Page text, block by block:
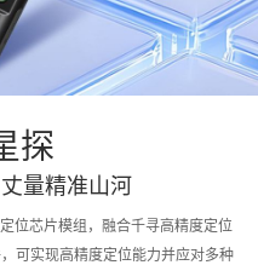
探
量精准山河
位芯片模组，融合千寻高精度定位
可实现高精度定位能力并应对多种